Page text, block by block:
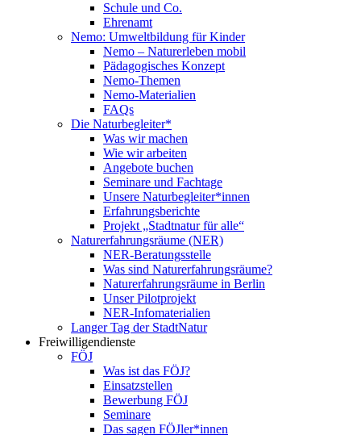
Schule und Co.
Ehrenamt
Nemo: Umweltbildung für Kinder
Nemo – Naturerleben mobil
Pädagogisches Konzept
Nemo-Themen
Nemo-Materialien
FAQs
Die Naturbegleiter*
Was wir machen
Wie wir arbeiten
Angebote buchen
Seminare und Fachtage
Unsere Naturbegleiter*innen
Erfahrungsberichte
Projekt „Stadtnatur für alle“
Naturerfahrungsräume (NER)
NER-Beratungsstelle
Was sind Naturerfahrungsräume?
Naturerfahrungsräume in Berlin
Unser Pilotprojekt
NER-Infomaterialien
Langer Tag der StadtNatur
Freiwilligendienste
FÖJ
Was ist das FÖJ?
Einsatzstellen
Bewerbung FÖJ
Seminare
Das sagen FÖJler*innen